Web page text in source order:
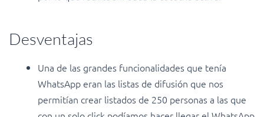
Desventajas
Una de las grandes funcionalidades que tenía
WhatsApp eran las listas de difusión que nos
permitían crear listados de 250 personas a las que